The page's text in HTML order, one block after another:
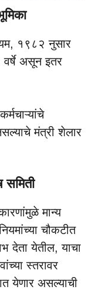
१९८२ नुसार
वर्षे असून इतर
मंत्री शेलार
समिती
मान्य
चौकटीत
देता येतील, याचा
स्तरावर
येणार असल्याची